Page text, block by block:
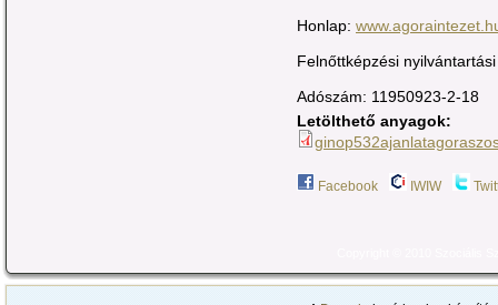
Honlap:
Felnőttképzési
Adószám: 11950923-2-18
Letölthető anyagok:
Facebook IWIW